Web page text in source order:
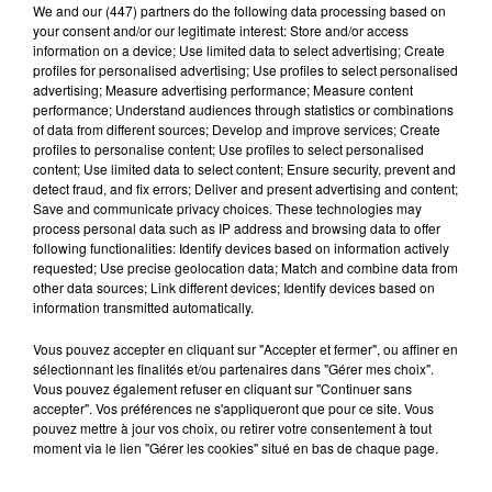
Motti, XZXZ, Kilat, Eno, Lilee Imperator, Migwel, ainsi que le
collectif Remy – Jone – Fooze et Blade, spécialistes du
graffiti collaboratif.
Mais l’événement, c’est bien plus que de la peinture : vivez
une ambiance festive et engagée avec des ateliers créatifs
gratuits, des animations, des expositions, des séances de
dédicaces, de tatouages flash, danse et autres surprises —
tout ceci dans un esprit convivial et familial, dont l'entrée
libre est gratuite.
Mur du Souffle est une association artistique et caritative
créée par des parents d’enfants atteints de mucoviscidose.
Son combat ? Sensibiliser par l’art et récolter des fonds au
profit de la recherche et du soutien aux malades : "faire d’un
handicap une force".
Retrouvez toutes les informations surmurdusouffle.com
We and our (447) partnersdo the following data processing based on
your consent and/or our legitimate interest: Store and/or access
information on a device; Use limited data to select advertising; Create
profiles for personalised advertising; Use profiles to select personalised
advertising; Measure advertising performance; Measure content
performance; Understand audiences through statistics or combinations
of data from different sources; Develop and improve services; Create
profiles to personalise content; Use profiles to select personalised
content; Use limited data to select content; Ensure security, prevent and
detect fraud, and fix errors; Deliver and present advertising and content;
Save and communicate privacy choices. These technologies may
process personal data such as IP address and browsing data to offer
following functionalities: Identify devices based on information actively
requested; Use precise geolocation data; Match and combine data from
other data sources; Link different devices; Identify devices based on
information transmitted automatically.
Vous pouvez accepter en cliquant sur "Accepter et fermer", ou affiner en
sélectionnant les finalités et/ou partenaires dans "Gérer mes choix".
Vous pouvez également refuser en cliquant sur "Continuer sans
accepter". Vos préférences ne s'appliqueront que pour ce site. Vous
pouvez mettre à jour vos choix, ou retirer votre consentement à tout
moment via le lien "Gérer les cookies" situé en bas de chaque page.